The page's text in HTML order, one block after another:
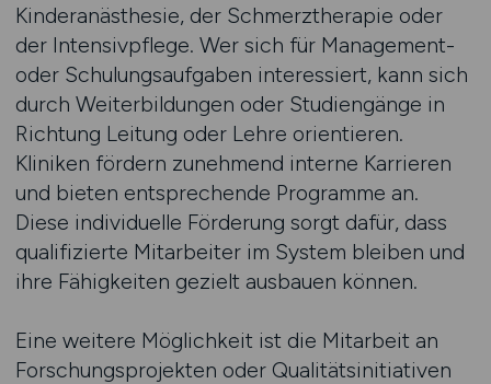
Kinderanästhesie, der Schmerztherapie oder
der Intensivpflege. Wer sich für Management-
oder Schulungsaufgaben interessiert, kann sich
durch Weiterbildungen oder Studiengänge in
Richtung Leitung oder Lehre orientieren.
Kliniken fördern zunehmend interne Karrieren
und bieten entsprechende Programme an.
Diese individuelle Förderung sorgt dafür, dass
qualifizierte Mitarbeiter im System bleiben und
ihre Fähigkeiten gezielt ausbauen können.
Eine weitere Möglichkeit ist die Mitarbeit an
Forschungsprojekten oder Qualitätsinitiativen